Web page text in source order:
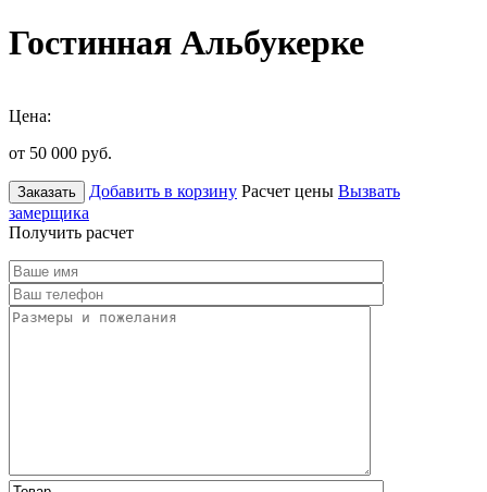
Гостинная Альбукерке
Цена:
от 50 000 руб.
Заказать Добавить в корзину Расчет цены Вызвать
замерщика
Получить расчет